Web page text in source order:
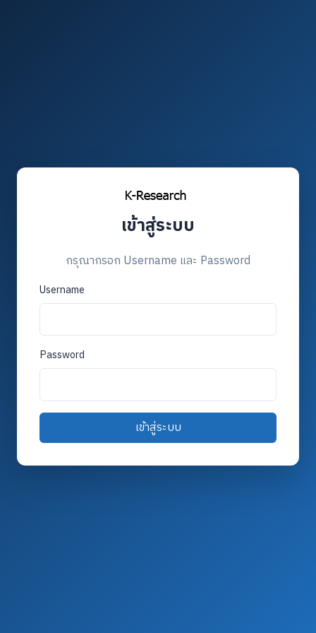
เข้าสู่ระบบ
กรุณากรอก Username และ Password
Username
Password
เข้าสู่ระบบ